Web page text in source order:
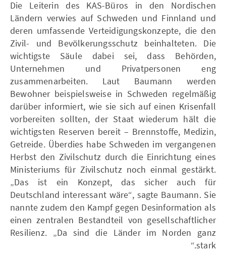
Die Leiterin des KAS-Büros in den Nordischen
Ländern verwies auf Schweden und Finnland und
deren umfassende Verteidigungskonzepte, die den
Zivil- und Bevölkerungsschutz beinhalteten. Die
wichtigste Säule dabei sei, dass Behörden,
Unternehmen und Privatpersonen eng
zusammenarbeiten. Laut Baumann werden
Bewohner beispielsweise in Schweden regelmäßig
darüber informiert, wie sie sich auf einen Krisenfall
vorbereiten sollten, der Staat wiederum hält die
wichtigsten Reserven bereit – Brennstoffe, Medizin,
Getreide. Überdies habe Schweden im vergangenen
Herbst den Zivilschutz durch die Einrichtung eines
Ministeriums für Zivilschutz noch einmal gestärkt.
„Das ist ein Konzept, das sicher auch für
Deutschland interessant wäre“, sagte Baumann. Sie
nannte zudem den Kampf gegen Desinformation als
einen zentralen Bestandteil von gesellschaftlicher
Resilienz. „Da sind die Länder im Norden ganz
stark.“